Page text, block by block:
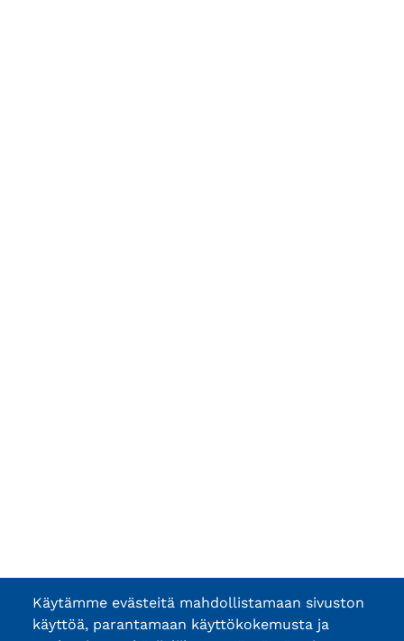
Käytämme evästeitä mahdollistamaan sivuston
käyttöä, parantamaan käyttökokemusta ja